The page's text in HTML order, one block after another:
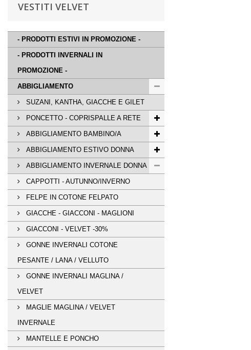
VESTITI VELVET
- PRODOTTI ESTIVI IN PROMOZIONE -
- PRODOTTI INVERNALI IN
PROMOZIONE -
ABBIGLIAMENTO
SUZANI, KANTHA, GIACCHE E GILET
PONCETTO - COPRISPALLE A RETE
ABBIGLIAMENTO BAMBINO/A
ABBIGLIAMENTO ESTIVO DONNA
ABBIGLIAMENTO INVERNALE DONNA
CAPPOTTI - AUTUNNO/INVERNO
FELPE IN COTONE FELPATO
GIACCHE - GIACCONI - MAGLIONI
GIACCONI - VELVET -30%
GONNE INVERNALI COTONE
PESANTE / LANA / VELLUTO
GONNE INVERNALI MAGLINA /
VELVET
MAGLIE MAGLINA / VELVET
INVERNALE
MANTELLE E PONCHO